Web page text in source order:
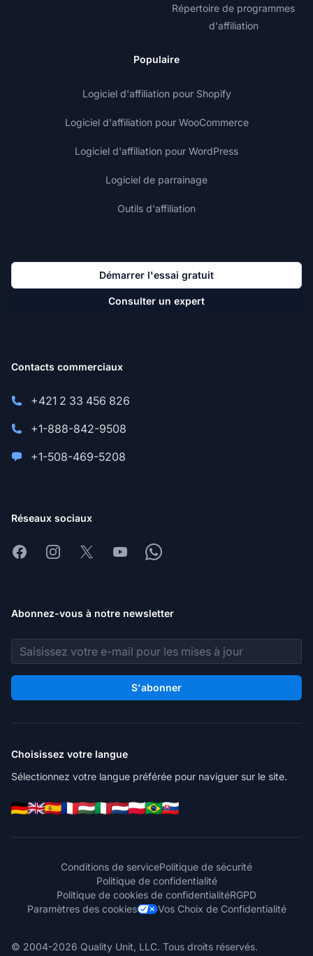
Répertoire de programmes
d'affiliation
Populaire
Logiciel d'affiliation pour Shopify
Logiciel d'affiliation pour WooCommerce
Logiciel d'affiliation pour WordPress
Logiciel de parrainage
Outils d'affiliation
Démarrer l'essai gratuit
Consulter un expert
Contacts commerciaux
+421 2 33 456 826
+1-888-842-9508
+1-508-469-5208
Réseaux sociaux
FacebookInstagram
X YoutubeWhatsapp
Abonnez-vous à notre newsletter
Adresse e-mail
S'abonner
Choisissez votre langue
Sélectionnez votre langue préférée pour naviguer sur le site.
Conditions de servicePolitique de sécurité
Politique de confidentialité
Politique de cookies de confidentialitéRGPD
Paramètres des cookies
Vos Choix de Confidentialité
© 2004-2026 Quality Unit, LLC. Tous droits réservés.